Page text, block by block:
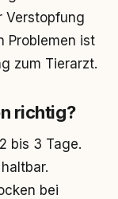
Verstopfung
Problemen ist
zum Tierarzt.
richtig?
bis 3 Tage.
bei